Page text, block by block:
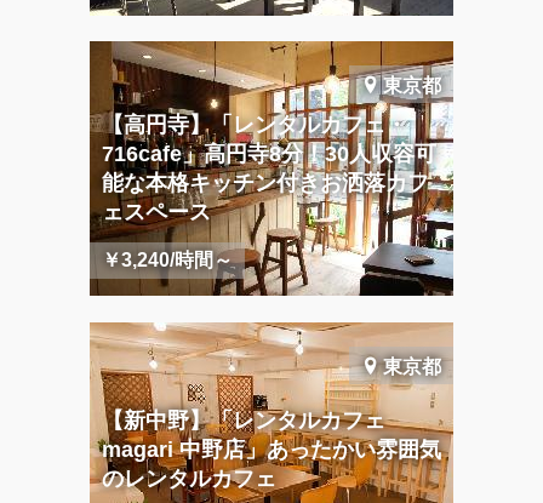
【高円寺】「レンタルカフェ・
716cafe」高円寺8分！30人収容可
能な本格キッチン付きお洒落カフ
ェスペース
￥3,240/時間～
東京都
【新中野】「レンタルカフェ
magari 中野店」あったかい雰囲気
のレンタルカフェ
東京都